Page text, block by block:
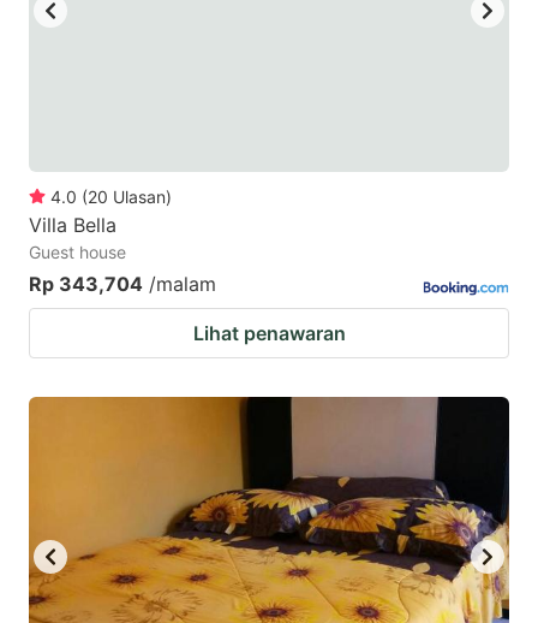
keyboard
shortcuts
for
changing
dates.
keyboard
dates.
4.0 (20 Ulasan)
Villa Bella
Guest house
Rp 343,704 /malam
Lihat penawaran